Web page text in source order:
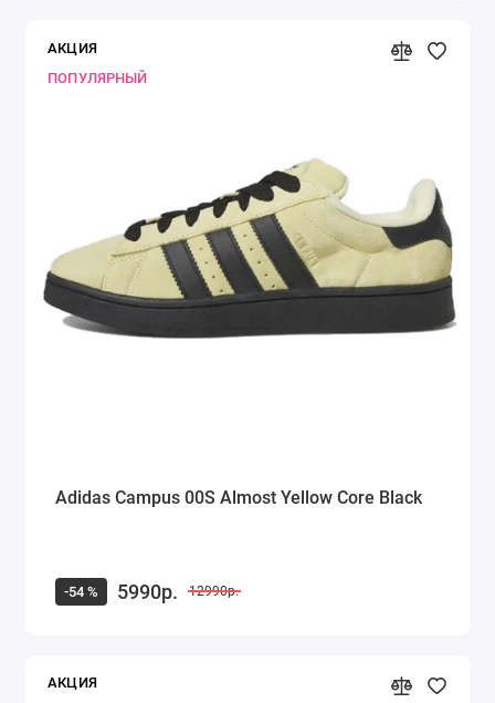
АКЦИЯ
ПОПУЛЯРНЫЙ
Adidas Campus 00S Almost Yellow Core Black
-54 % 5990р. 12990р.
АКЦИЯ